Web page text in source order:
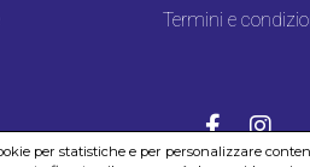
Termini e
per statistiche e per personalizzare